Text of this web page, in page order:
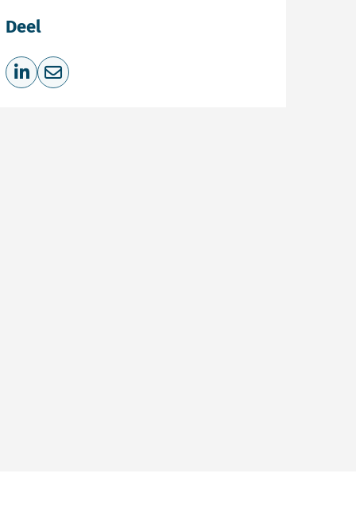
Deel
Deel op LinkedIn
Deel via e-mail